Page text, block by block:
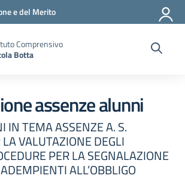
e del Merito
Comprensivo
Botta
assenze alunni
IN TEMA ASSENZE A. S.
VALUTAZIONE DEGLI
PER LA SEGNALAZIONE
ALL’OBBLIGO